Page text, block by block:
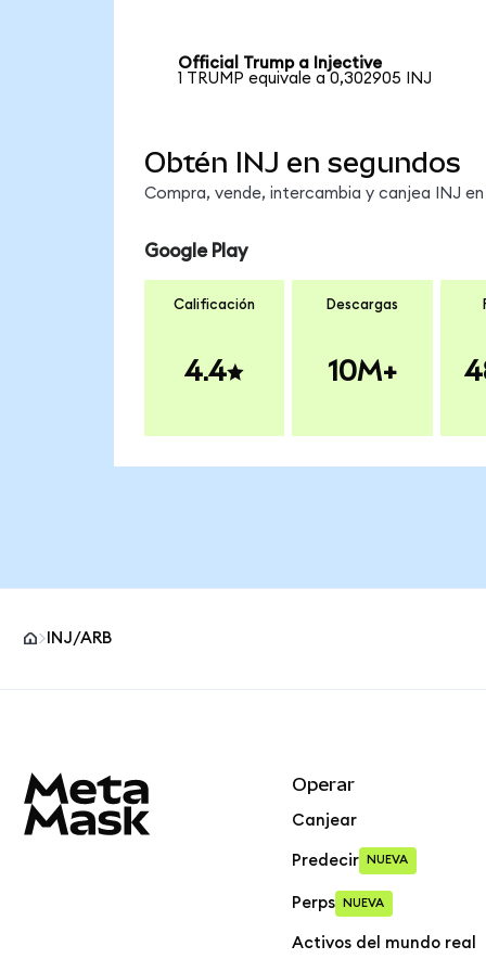
Official Trump a Injective
1 TRUMP equivale a 0,302905 INJ
Obtén INJ en segundos
Compra, vende, intercambia y canjea INJ
Google Play
Calificación
4.4
Descargas
10M+
INJ/ARB
Operar
Canjear
Predecir NUEVA
Perps NUEVA
Activos del mundo real